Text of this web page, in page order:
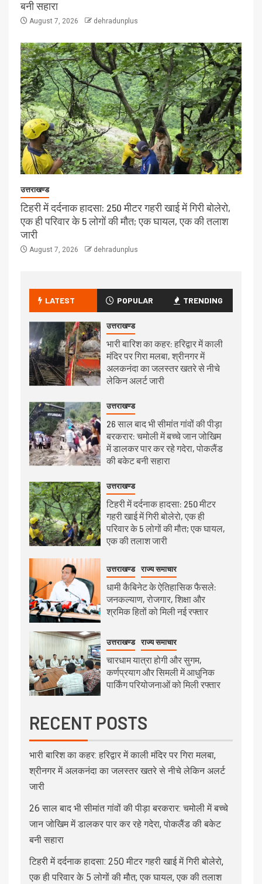
बनी सहारा
August 7, 2026 dehradunplus
उत्तराखण्ड
टिहरी में दर्दनाक हादसा: 250 मीटर गहरी खाई में गिरी बोलेरो,
एक ही परिवार के 5 लोगों की मौत; एक घायल, एक की तलाश
जारी
August 7, 2026 dehradunplus
LATEST POPULAR TRENDING
उत्तराखण्ड
भारी बारिश का कहर: हरिद्वार में काली
मंदिर पर गिरा मलबा, श्रीनगर में
अलकनंदा का जलस्तर खतरे से नीचे
लेकिन अलर्ट जारी
उत्तराखण्ड
26 साल बाद भी सीमांत गांवों की पीड़ा
बरकरार: चमोली में बच्चे जान जोखिम
में डालकर पार कर रहे गदेरा, पोकलैंड
की बकेट बनी सहारा
उत्तराखण्ड
टिहरी में दर्दनाक हादसा: 250 मीटर
गहरी खाई में गिरी बोलेरो, एक ही
परिवार के 5 लोगों की मौत; एक घायल,
एक की तलाश जारी
उत्तराखण्ड राज्य समाचार
धामी कैबिनेट के ऐतिहासिक फैसले:
जनकल्याण, रोजगार, शिक्षा और
श्रमिक हितों को मिली नई रफ्तार
उत्तराखण्ड राज्य समाचार
चारधाम यात्रा होगी और सुगम,
कर्णप्रयाग और सिमली में आधुनिक
पार्किंग परियोजनाओं को मिली रफ्तार
RECENT POSTS
भारी बारिश का कहर: हरिद्वार में काली मंदिर पर गिरा मलबा,
श्रीनगर में अलकनंदा का जलस्तर खतरे से नीचे लेकिन अलर्ट
जारी
26 साल बाद भी सीमांत गांवों की पीड़ा बरकरार: चमोली में बच्चे
जान जोखिम में डालकर पार कर रहे गदेरा, पोकलैंड की बकेट
बनी सहारा
टिहरी में दर्दनाक हादसा: 250 मीटर गहरी खाई में गिरी बोलेरो,
एक ही परिवार के 5 लोगों की मौत; एक घायल, एक की तलाश